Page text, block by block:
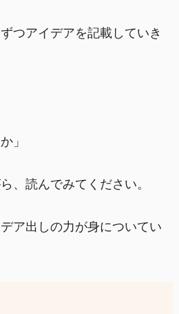
つアイデアを記載していき
」
、読んでみてください。
ア出しの力が身についてい